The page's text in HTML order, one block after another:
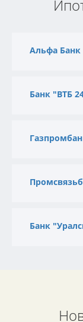
Альфа Банк
Банк "ВТБ
Банк